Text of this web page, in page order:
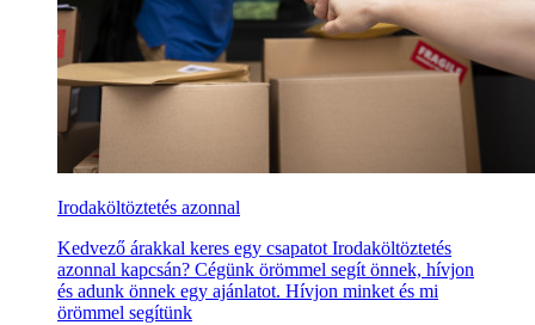
Irodaköltöztetés azonnal
Kedvező árakkal keres egy csapatot Irodaköltöztetés
azonnal kapcsán? Cégünk örömmel segít önnek, hívjon
és adunk önnek egy ajánlatot. Hívjon minket és mi
örömmel segítünk